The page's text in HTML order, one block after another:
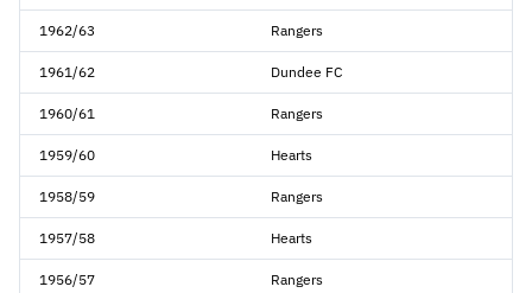
1962/63 Rangers
1961/62 Dundee FC
1960/61 Rangers
1959/60 Hearts
1958/59 Rangers
1957/58 Hearts
1956/57 Rangers